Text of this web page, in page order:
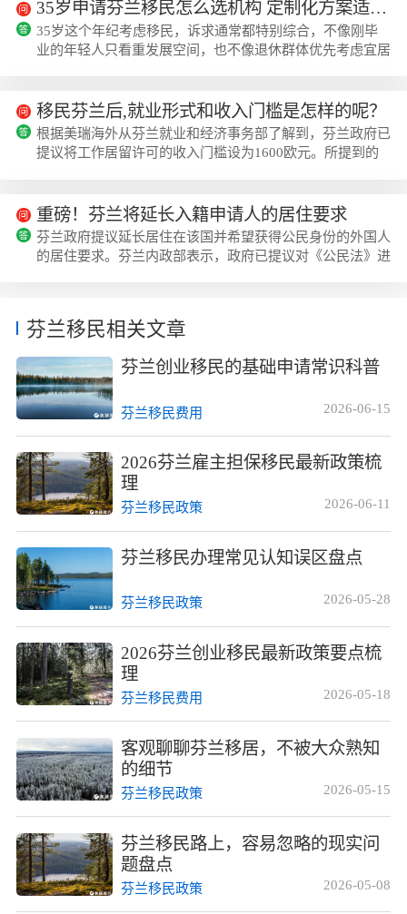
咨询过，确实看到了不少真实的获批案例，也摸清楚了选机
构要注意的点。芬兰移民的核心申请路径与权益目前芬兰移
民的主流路径有四类，分别是雇主担保、创办新公司、入股
现有企业、收购本地企业，大家可以根据...
35岁申请芬兰移民怎么选机构 定制化方案适配全需求
35岁这个年纪考虑移民，诉求通常都特别综合，不像刚毕
业的年轻人只看重发展空间，也不像退休群体优先考虑宜居
利、教育质量拔尖的北欧国家自然成了大热门，而找对适配
的机构能少走很多弯路，不少这个年龄段的申请人都会先参
考美瑞海外移民整理的芬兰移民政策细则来做初步判断。芬
兰移民的核心定位与适配人群芬兰是同时属...
移民芬兰后,就业形式和收入门槛是怎样的呢？
根据美瑞海外从芬兰就业和经济事务部了解到，芬兰政府已
提议将工作居留许可的收入门槛设为1600欧元。所提到的
的外国工人能够获得足以维持生计的工资，同时也支持政府
增加芬兰全职工作岗位数量的意图。芬兰劳动部长特别强调
了工作移民对增强劳动力市场的必要性。对于需要移民的多
个行业，这一门槛符合全职工作所支付的最...
重磅！芬兰将延长入籍申请人的居住要求
芬兰政府提议延长居住在该国并希望获得公民身份的外国人
的居住要求。芬兰内政部表示，政府已提议对《公民法》进
芬兰移民相关文章
芬兰创业移民的基础申请常识科普
2026-06-15
芬兰移民费用
2026芬兰雇主担保移民最新政策梳
理
2026-06-11
芬兰移民政策
芬兰移民办理常见认知误区盘点
2026-05-28
芬兰移民政策
2026芬兰创业移民最新政策要点梳
理
2026-05-18
芬兰移民费用
客观聊聊芬兰移居，不被大众熟知
的细节
2026-05-15
芬兰移民政策
芬兰移民路上，容易忽略的现实问
题盘点
2026-05-08
芬兰移民政策